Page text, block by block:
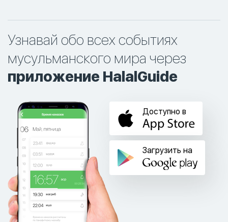
Узнавай обо всех событиях
мусульманского мира через
приложение HalalGuide
Доступно в
Загрузить на